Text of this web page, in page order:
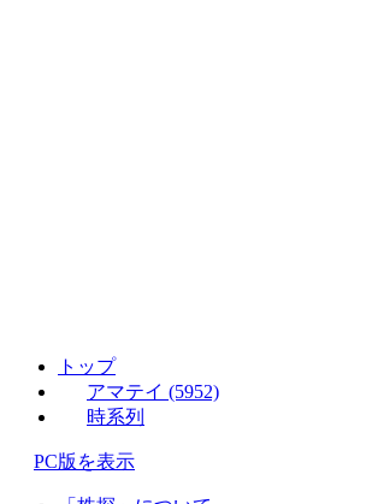
トップ
アマテイ (5952)
時系列
PC版を表示